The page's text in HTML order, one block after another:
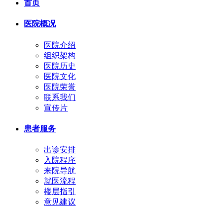
首页
医院概况
医院介绍
组织架构
医院历史
医院文化
医院荣誉
联系我们
宣传片
患者服务
出诊安排
入院程序
来院导航
就医流程
楼层指引
意见建议